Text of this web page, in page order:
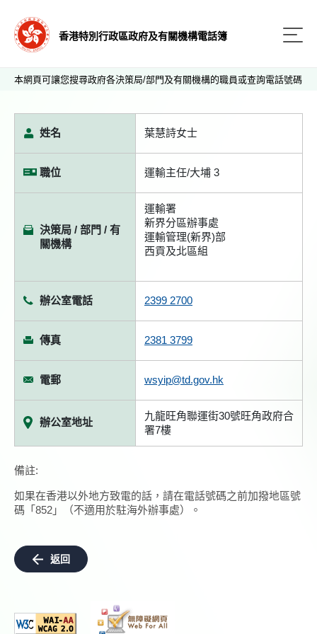
香港特別行政區政府及有關機構電話簿
本網頁可讓您搜尋政府各決策局/部門及有關機構的職員或查詢電話號碼
姓名 葉慧詩女士
職位 運輸主任/大埔 3
決策局 / 部門 / 有
關機構
運輸署
新界分區辦事處
運輸管理(新界)部
西貢及北區組
辦公室電話 2399 2700
傳真 2381 3799
電郵 wsyip@td.gov.hk
辦公室地址
九龍旺角聯運街30號旺角政府合
署7樓
備註:
如果在香港以外地方致電的話，請在電話號碼之前加撥地區號
碼「852」（不適用於駐海外辦事處）。
返回